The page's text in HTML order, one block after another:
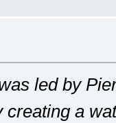
led by
creating a